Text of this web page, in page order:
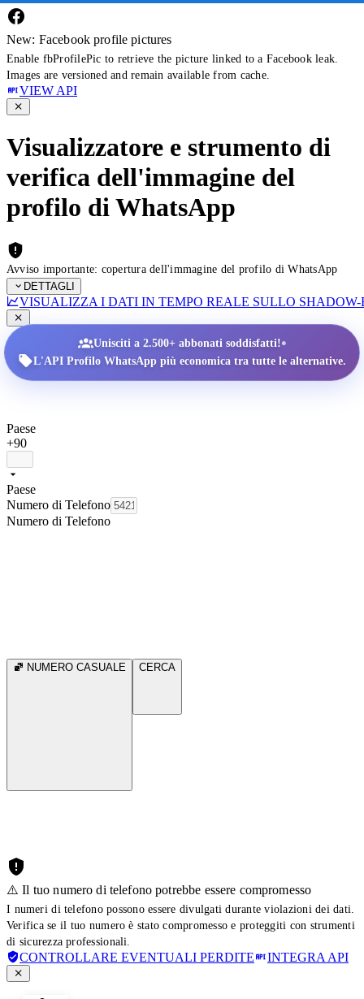
New: Facebook profile pictures
Enable fbProfilePic to retrieve the picture linked to a Facebook leak.
Images are versioned and remain available from cache.
VIEW API
Visualizzatore e strumento di
verifica dell'immagine del
profilo di WhatsApp
Avviso importante: copertura dell'immagine del profilo di WhatsApp
DETTAGLI
VISUALIZZA I DATI IN TEMPO REALE SULLO
Unisciti a 2.500+ abbonati soddisfatti!•
L'API Profilo WhatsApp più economica tra tutte le alternative.
Paese
+90
Paese
Numero di Telefono
Numero di Telefono
NUMERO CASUALE CERCA
⚠️ Il tuo numero di telefono potrebbe essere compromesso
I numeri di telefono possono essere divulgati durante violazioni dei dati.
Verifica se il tuo numero è stato compromesso e proteggiti con strumenti
di sicurezza professionali.
CONTROLLARE EVENTUALI PERDITE INTEGRA API